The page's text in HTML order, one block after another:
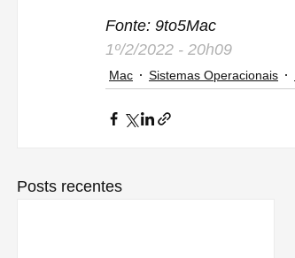
Fonte: 9to5Mac
1º/2/2022 - 20h09
Mac Sistemas Operacionais
Posts recentes